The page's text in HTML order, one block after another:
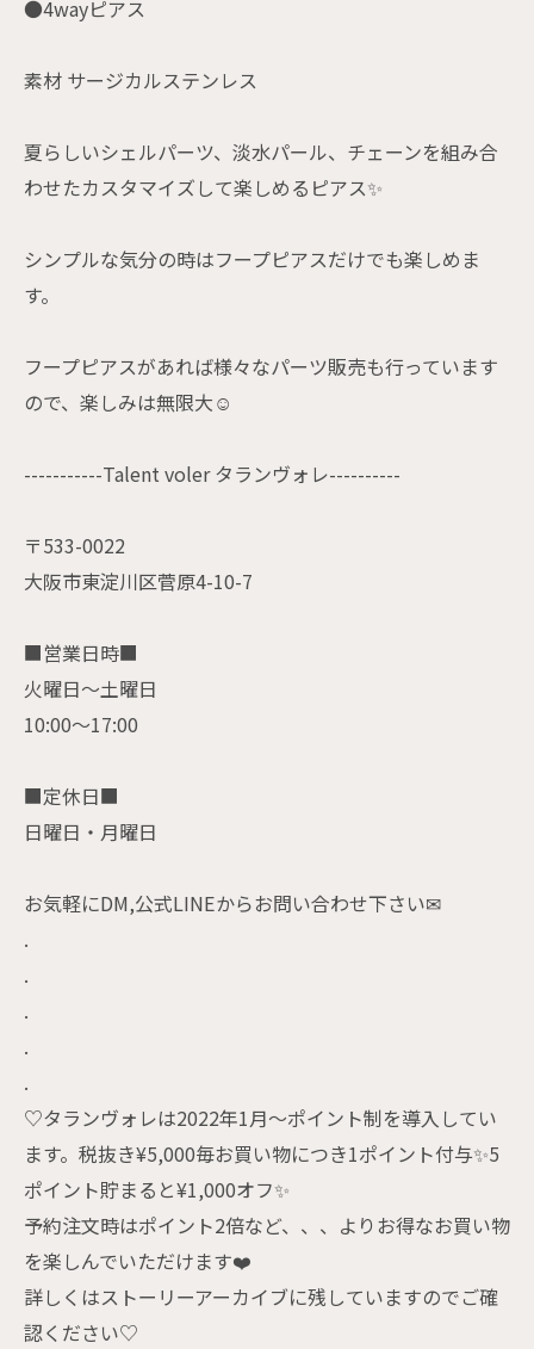
●4wayピアス
素材 サージカルステンレス
夏らしいシェルパーツ、淡水パール、チェーンを組み合
わせたカスタマイズして楽しめるピアス✨
シンプルな気分の時はフープピアスだけでも楽しめま
す。
フープピアスがあれば様々なパーツ販売も行っています
ので、楽しみは無限大☺️
-----------Talent voler タランヴォレ----------
〒533-0022
大阪市東淀川区菅原4-10-7
■営業日時■
火曜日〜土曜日
10:00〜17:00
■定休日■
日曜日・月曜日
お気軽にDM,公式LINEからお問い合わせ下さい✉
.
.
.
.
.
♡タランヴォレは2022年1月〜ポイント制を導入してい
ます。税抜き¥5,000毎お買い物につき1ポイント付与✨5
ポイント貯まると¥1,000オフ✨
予約注文時はポイント2倍など、、、よりお得なお買い物
を楽しんでいただけます❤️
詳しくはストーリーアーカイブに残していますのでご確
認ください♡